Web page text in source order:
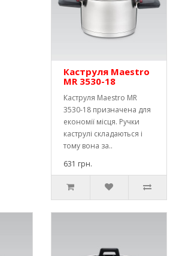
Каструля Maestro
MR 3530-18
Каструля Maestro MR
3530-18 призначена для
економії місця. Ручки
каструлі складаються і
тому вона за..
631 грн.